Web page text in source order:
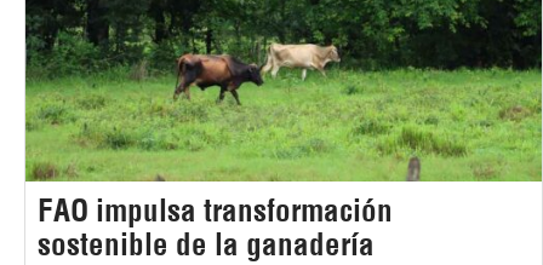
FAO impulsa transformación
sostenible de la ganadería